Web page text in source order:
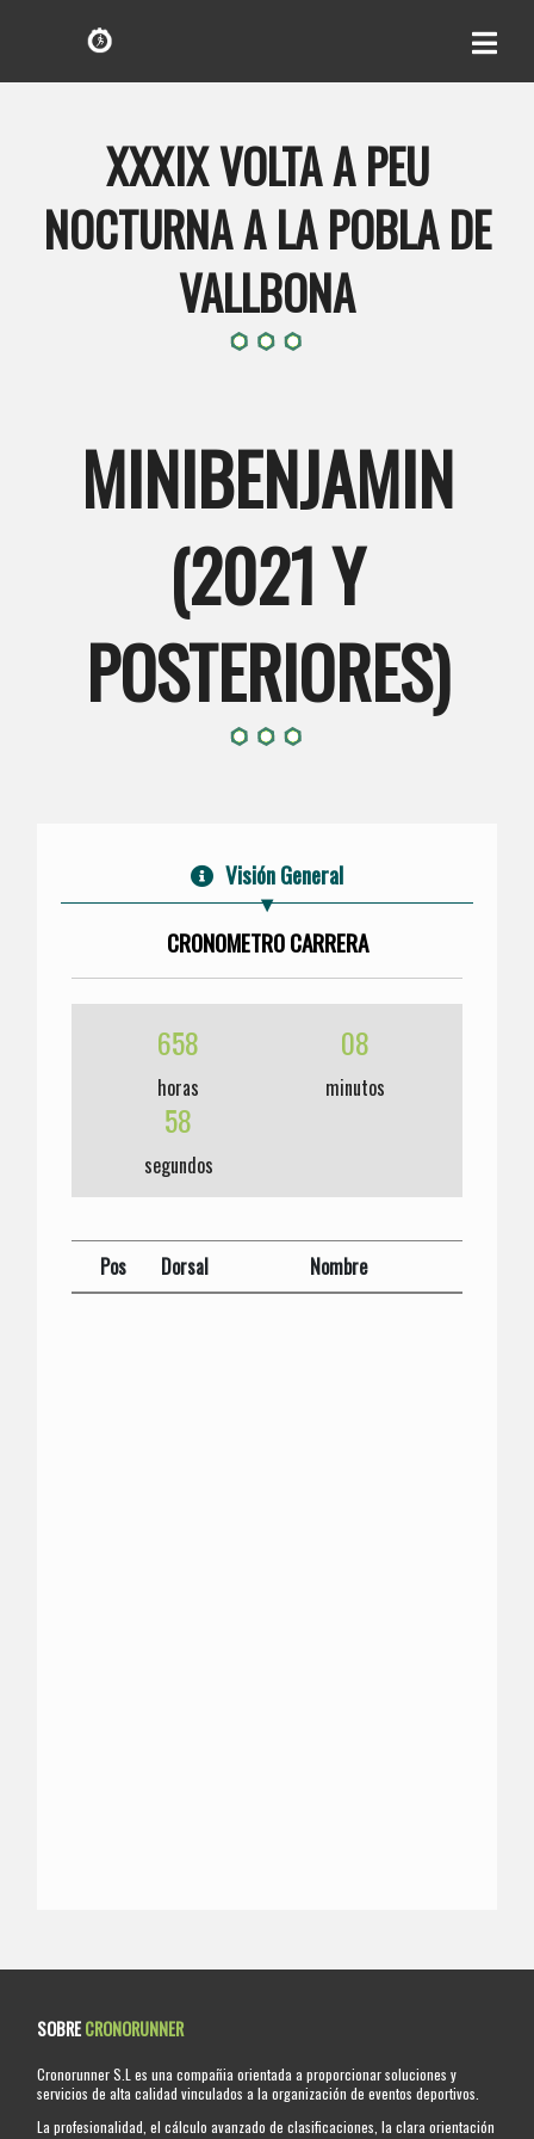
XXXIX VOLTA A PEU
NOCTURNA A LA POBLA DE
VALLBONA
MINIBENJAMIN
(2021 Y
POSTERIORES)
Visión General
CRONOMETRO CARRERA
658
horas
08
minutos
58
segundos
Pos Dorsal Nombre
SOBRECRONORUNNER
Cronorunner S.L es una compañia orientada a proporcionar soluciones y
servicios de alta calidad vinculados a la organización de eventos deportivos.
La profesionalidad, el cálculo avanzado de clasificaciones, la clara orientación